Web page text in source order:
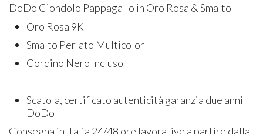
DoDo Ciondolo Pappagallo in Oro Rosa & Smalto
Oro Rosa 9K
Smalto Perlato Multicolor
Cordino Nero Incluso
Scatola, certificato autenticità garanzia due anni
DoDo
Consegna in Italia 24/48 ore lavorative a partire dalla